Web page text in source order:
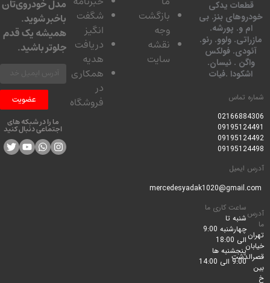
یدکی
بنز. بی
و. پورشه.
ولوو. رنو.
فولکس
. نیسان.
.فیات
تماس
ساعت کاری ما
شنبه تا
چهارشنبه 9:00
الی 18:00
پنجشنبه ها
9:00 الی 14:00
بازگشت
نقشه
سایت
شگفت
دریافت
همکاری
فروشگاه
مدل خودروی‌تان
باخبر شوید.
همیشه یک قدم
جلوتر باشید.
عضویت
ما را در شبکه های
اجتماعی دنبال کنید